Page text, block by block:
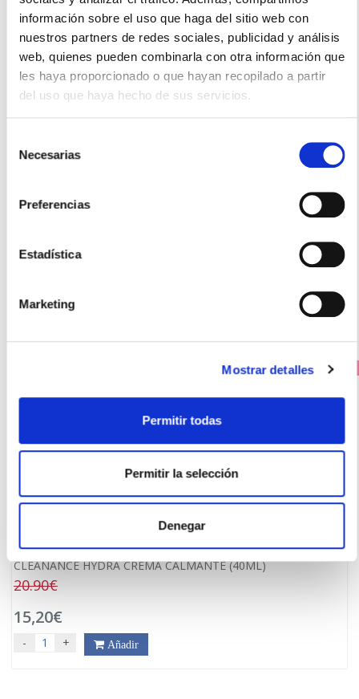
información sobre el uso que haga del sitio web con
nuestros partners de redes sociales, publicidad y análisis
web, quienes pueden combinarla con otra información que
les haya proporcionado o que hayan recopilado a partir
del uso que haya hecho de sus servicios.
Necesarias
Preferencias
Estadística
Marketing
Mostrar detalles
Permitir todas
Permitir la selección
Denegar
AVÈNE
15.20€
- +
AVÈNE
CLEANANCE HYDRA CREMA CALMANTE (40ML)
20.90€
15,20€
- + Añadir